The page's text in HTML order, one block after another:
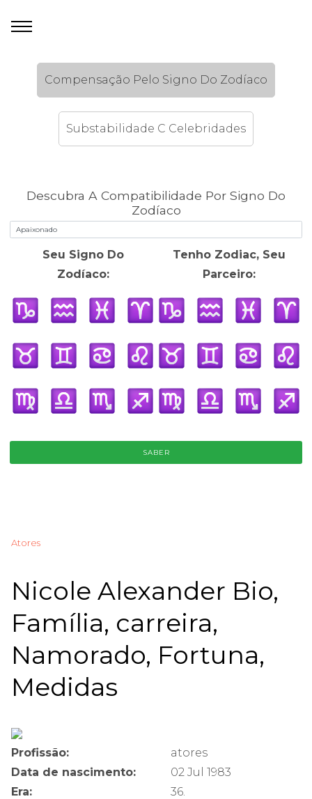
Compensação Pelo Signo Do Zodíaco
Substabilidade C Celebridades
Descubra A Compatibilidade Por Signo Do
Zodíaco
Seu Signo Do
Zodíaco:
Tenho Zodiac, Seu
Parceiro:
SABER
Atores
Nicole Alexander Bio,
Família, carreira,
Namorado, Fortuna,
Medidas
Profissão:
atores
Data de nascimento:
02 Jul 1983
Era:
36.